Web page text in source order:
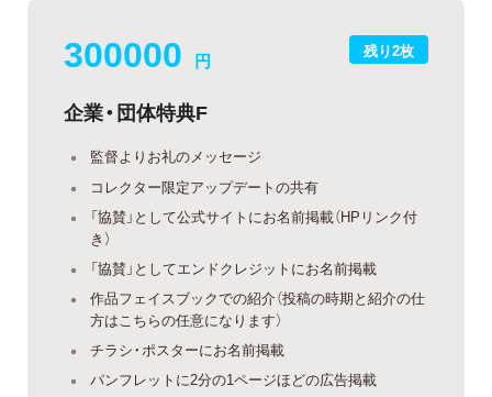
残り2枚
300000 円
企業・団体特典F
監督よりお礼のメッセージ
コレクター限定アップデートの共有
「協賛」として公式サイトにお名前掲載（HPリンク付
き）
「協賛」としてエンドクレジットにお名前掲載
作品フェイスブックでの紹介（投稿の時期と紹介の仕
方はこちらの任意になります）
チラシ・ポスターにお名前掲載
パンフレットに2分の1ページほどの広告掲載